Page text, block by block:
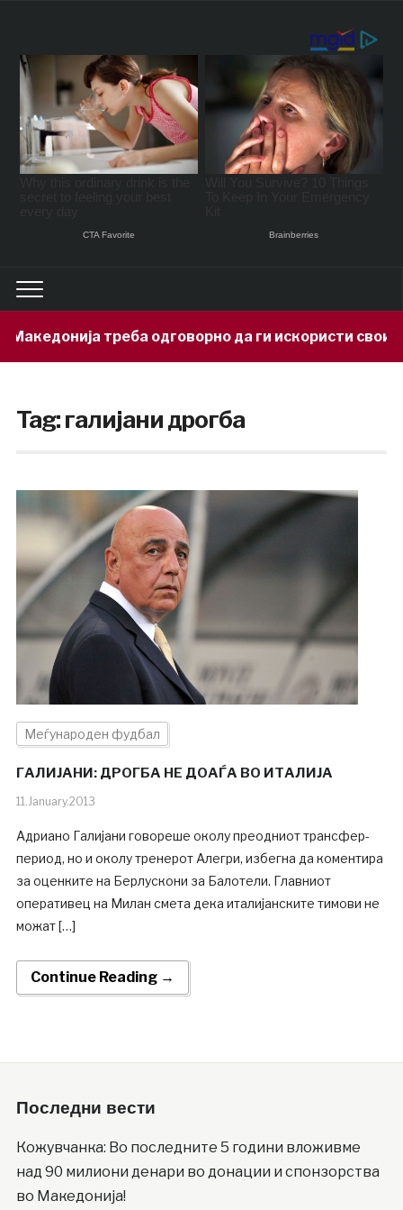
треба одговорно да ги искористи своите
Tag:галијани дрогба
Меѓународен фудбал
ГАЛИЈАНИ: ДРОГБА НЕ ДОАЃА ВО ИТАЛИЈА
11.January.2013
Адриано Галијани говореше околу преодниот трансфер-
период, но и околу тренерот Алегри, избегна да коментира
за оценките на Берлускони за Балотели. Главниот
оперативец на Милан смета дека италијанските тимови не
можат […]
Continue Reading →
Последни вести
Кожувчанка: Во последните 5 години вложивме
над 90 милиони денари во донации и спонзорства
во Македонија!